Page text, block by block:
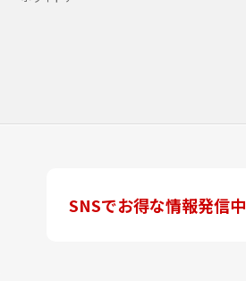
SNSでお得な情報発信中